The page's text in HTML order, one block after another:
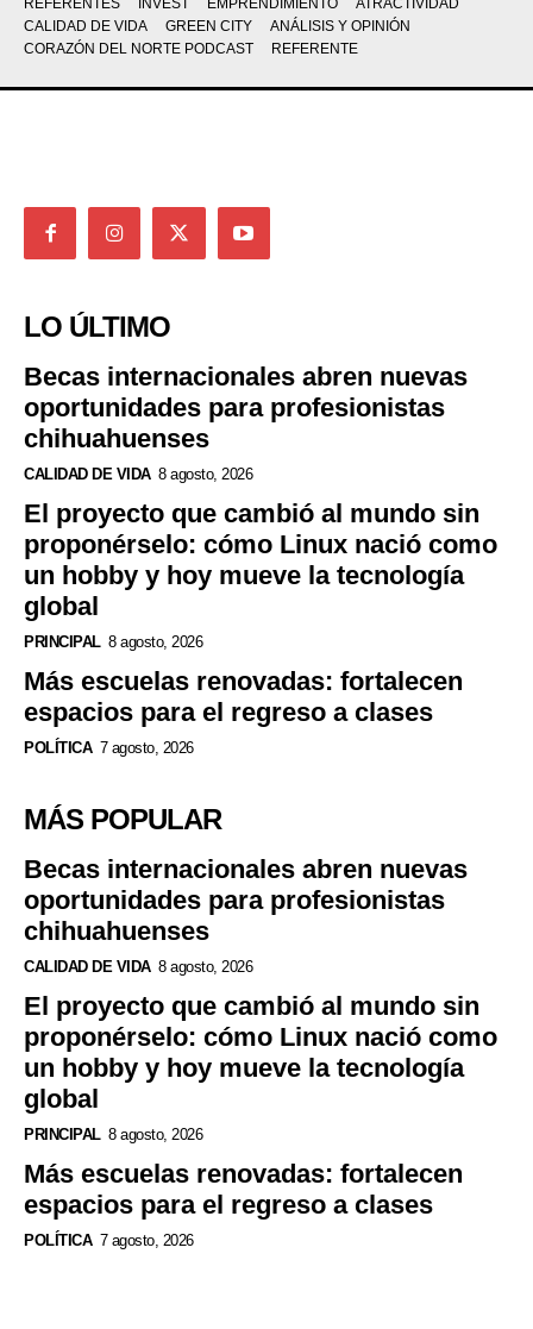
REFERENTES INVEST EMPRENDIMIENTO
ATRACTIVIDAD
CALIDAD DE VIDA
GREEN CITY
ANÁLISIS Y OPINIÓN
CORAZÓN DEL NORTE PODCAST
REFERENTE
LO ÚLTIMO
Becas internacionales abren nuevas
oportunidades para profesionistas
chihuahuenses
CALIDAD DE VIDA 8 agosto, 2026
El proyecto que cambió al mundo sin
proponérselo: cómo Linux nació como
un hobby y hoy mueve la tecnología
global
PRINCIPAL 8 agosto, 2026
Más escuelas renovadas: fortalecen
espacios para el regreso a clases
POLÍTICA 7 agosto, 2026
MÁS POPULAR
Becas internacionales abren nuevas
oportunidades para profesionistas
chihuahuenses
CALIDAD DE VIDA 8 agosto, 2026
El proyecto que cambió al mundo sin
proponérselo: cómo Linux nació como
un hobby y hoy mueve la tecnología
global
PRINCIPAL 8 agosto, 2026
Más escuelas renovadas: fortalecen
espacios para el regreso a clases
POLÍTICA 7 agosto, 2026